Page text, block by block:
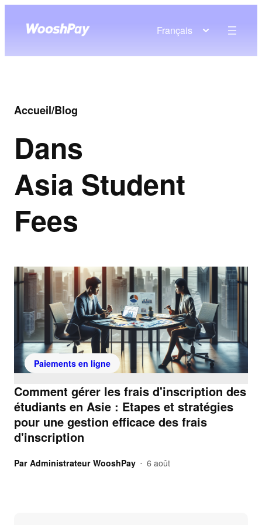
Français
Accueil/Blog
Dans
Asia Student
Fees
Paiements en ligne
Comment gérer les frais d'inscription des
étudiants en Asie : Etapes et stratégies
pour une gestion efficace des frais
d'inscription
Par Administrateur WooshPay • 6 août